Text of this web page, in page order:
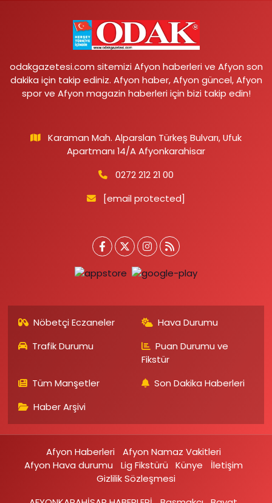
odakgazetesi.com sitemizi Afyon haberleri ve Afyon son
dakika için takip ediniz. Afyon haber, Afyon güncel, Afyon
spor ve Afyon magazin haberleri için bizi takip edin!
Karaman Mah. Alparslan Türkeş Bulvarı, Ufuk
Apartmanı 14/A Afyonkarahisar
0272 212 21 00
[email protected]
Nöbetçi Eczaneler
Hava Durumu
Trafik Durumu
Puan Durumu ve
Fikstür
Tüm Manşetler
Son Dakika Haberleri
Haber Arşivi
Afyon Haberleri
Afyon Namaz Vakitleri
Afyon Hava durumu
Lig Fikstürü Künye
İletişim
Gizlilik Sözleşmesi